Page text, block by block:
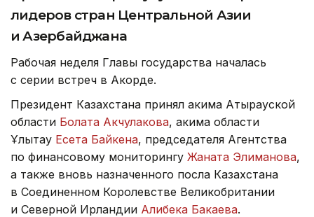
лидеров стран Центральной Азии
и Азербайджана
Рабочая неделя Главы государства началась
с серии встреч в Акорде.
Президент Казахстана принял акима Атырауской
области Болата Акчулакова, акима области
Ұлытау Есета Байкена, председателя Агентства
по финансовому мониторингу Жаната Элиманова,
а также вновь назначенного посла Казахстана
в Соединенном Королевстве Великобритании
и Северной Ирландии Алибека Бакаева.